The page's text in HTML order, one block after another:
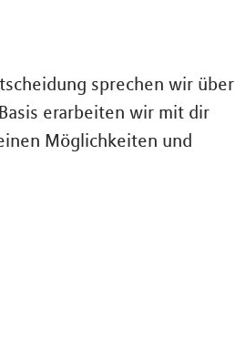
sprechen wir über
erarbeiten wir mit dir
Möglichkeiten und